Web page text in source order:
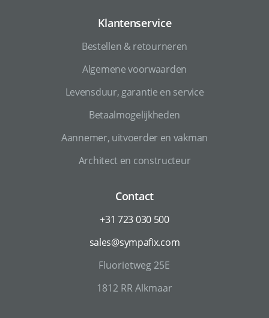
Klantenservice
Bestellen & retourneren
Algemene voorwaarden
Levensduur, garantie en service
Betaalmogelijkheden
Aannemer, uitvoerder en vakman
Architect en constructeur
Contact
+31 723 030 500
sales@sympafix.com
Fluorietweg 25E
1812 RR Alkmaar